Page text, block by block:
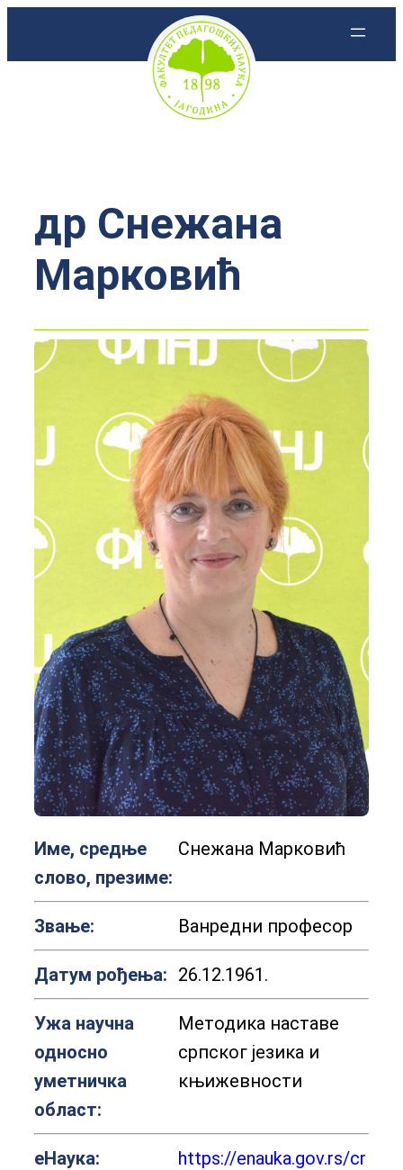
др Снежана
Марковић
Име, средње
слово, презиме:
Снежана Марковић
Звање: Ванредни професор
Датум рођења: 26.12.1961.
Ужа научна
односно
уметничка
област:
Методика наставе
српског језика и
књижевности
еНаука:
https://enauka.gov.rs/cr